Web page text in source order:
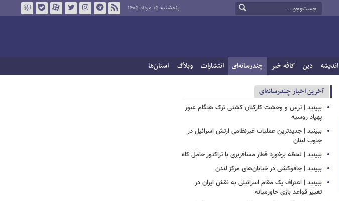
پنجشنبه ۱۵ مرداد ۱۴۰۵
اندیشه دین کافه خبر چندرسانه‌ای انتشارات وبلاگ استان‌ها
آخرین اخبار چندرسانه‌ای
ببینید | ترس و وحشت کارکنان کشتی ترک هنگام عبور
پهپاد روسیه
ببینید | جدیدترین عملیات غیرنظامی ارتش اسرائیل در
جنوب لبنان
ببینید | لحظه برخورد قطار مسافربری با تراکتور حامل کاه
ببینید | چاقوکشی در خیابان‌های مرکز لندن
ببینید | اعتراف یک مقام اسرائیلی به نقش ایران در
تغییر قواعد بازی خاورمیانه